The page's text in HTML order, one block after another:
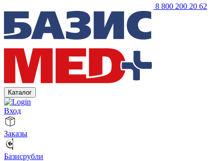
8 800 200 20 62
Каталог
Вход
Заказы
Базисрубли